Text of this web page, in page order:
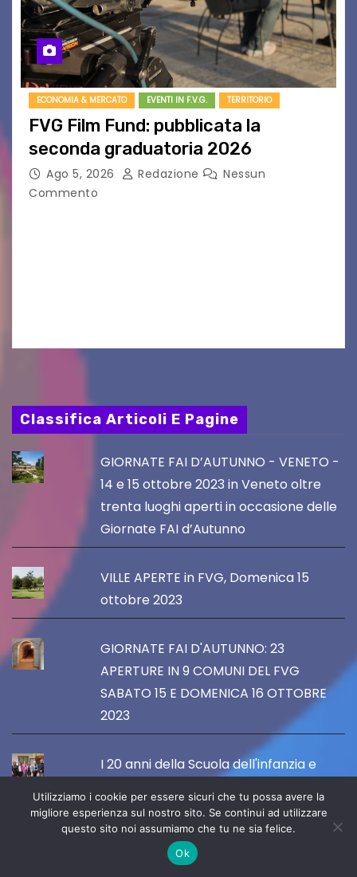
ECONOMIA & MERCATO EVENTI IN F.V.G. TERRITORIO
FVG Film Fund: pubblicata la
seconda graduatoria 2026
Ago 5, 2026 Redazione
Nessun
Commento
Classifica Articoli E Pagine
GIORNATE FAI D’AUTUNNO - VENETO -
14 e 15 ottobre 2023 in Veneto oltre
trenta luoghi aperti in occasione delle
Giornate FAI d’Autunno
VILLE APERTE in FVG, Domenica 15
ottobre 2023
GIORNATE FAI D'AUTUNNO: 23
APERTURE IN 9 COMUNI DEL FVG
SABATO 15 E DOMENICA 16 OTTOBRE
2023
I 20 anni della Scuola dell'infanzia e
Il Comune di Silea rinnova la
convenzione con le scuole paritarie,
Utilizziamo i cookie per essere sicuri che tu possa avere la
migliore esperienza sul nostro sito. Se continui ad utilizzare
questo sito noi assumiamo che tu ne sia felice.
Ok